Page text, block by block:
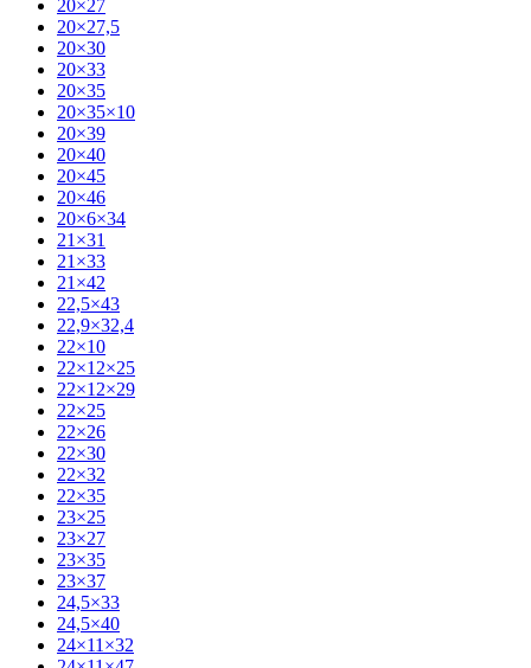
20×27
20×27,5
20×30
20×33
20×35
20×35×10
20×39
20×40
20×45
20×46
20×6×34
21×31
21×33
21×42
22,5×43
22,9×32,4
22×10
22×12×25
22×12×29
22×25
22×26
22×30
22×32
22×35
23×25
23×27
23×35
23×37
24,5×33
24,5×40
24×11×32